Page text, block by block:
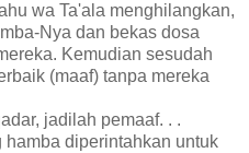
wa Ta'ala menghilangkan,
Nya dan bekas dosa
Kemudian sesudah
(maaf) tanpa mereka
jadilah pemaaf. . .
diperintahkan untuk